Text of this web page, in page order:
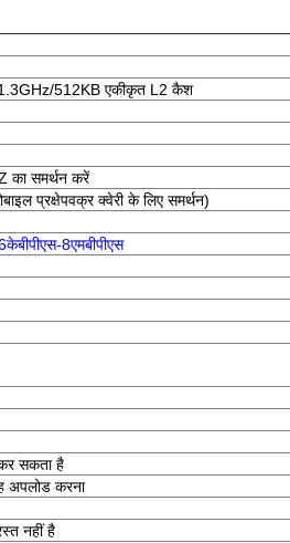
512KB एकीकृत L2 कैश
का समर्थन करें
प्रक्षेपवक्र क्वेरी के लिए समर्थन)
8एमबीपीएस
सकता है
अपलोड करना
नहीं है